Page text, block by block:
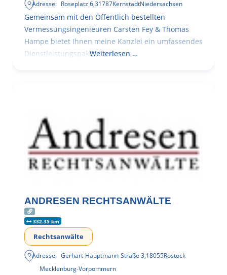
Adresse: Roseplatz 6,31787KernstadtNiedersachsen
Gemeinsam mit den Öffentlich bestellten
Vermessungsingenieuren Carsten Fey & Thomas
Hampe bietet Ihnen meine Kanzlei ein umfassendes
Dienstleistungspaket rund ums
Weiterlesen …
ANDRESEN RECHTSANWÄLTE
332.35 km
Rechtsanwälte
Adresse: Gerhart-Hauptmann-Straße 3,18055Rostock
Mecklenburg-Vorpommern